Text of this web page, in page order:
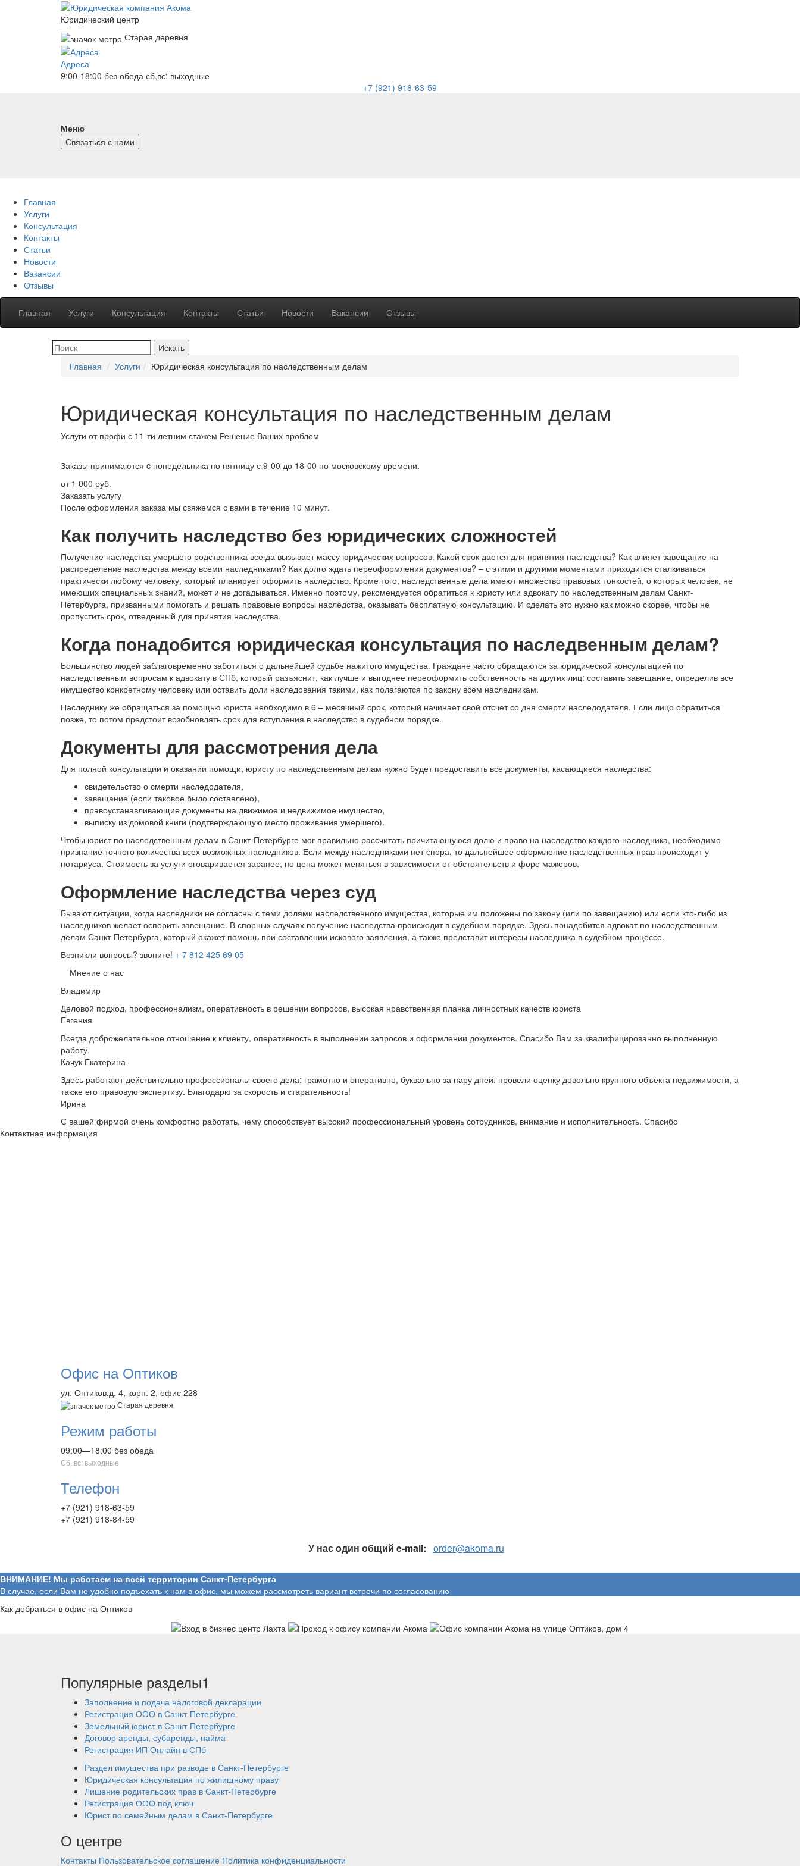
Юридический центр
Старая деревня
Адреса
9:00-18:00 без обеда сб,вс: выходные
+7 (921) 918-63-59
Меню
Связаться с нами
Главная
Услуги
Консультация
Контакты
Статьи
Новости
Вакансии
Отзывы
Главная Услуги Консультация Контакты Статьи Новости Вакансии Отзывы
Главная Услуги Юридическая консультация по наследственным делам
Юридическая консультация по наследственным делам
Услуги от профи с 11-ти летним стажем Решение Ваших проблем
Заказы принимаются c понедельника по пятницу с 9-00 до 18-00 по московскому времени.
от 1 000 руб.
Заказать услугу
После оформления заказа мы свяжемся с вами в течение 10 минут.
Как получить наследство без юридических сложностей
Получение наследства умершего родственника всегда вызывает массу юридических вопросов. Какой срок дается для принятия наследства? Как влияет завещание на
распределение наследства между всеми наследниками? Как долго ждать переоформления документов? – с этими и другими моментами приходится сталкиваться
практически любому человеку, который планирует оформить наследство. Кроме того, наследственные дела имеют множество правовых тонкостей, о которых человек, не
имеющих специальных знаний, может и не догадываться. Именно поэтому, рекомендуется обратиться к юристу или адвокату по наследственным делам Санкт-
Петербурга, призванными помогать и решать правовые вопросы наследства, оказывать бесплатную консультацию. И сделать это нужно как можно скорее, чтобы не
пропустить срок, отведенный для принятия наследства.
Когда понадобится юридическая консультация по наследвенным делам?
Большинство людей заблаговременно заботиться о дальнейшей судьбе нажитого имущества. Граждане часто обращаются за юридической консультацией по
наследственным вопросам к адвокату в СПб, который разъяснит, как лучше и выгоднее переоформить собственность на других лиц: составить завещание, определив все
имущество конкретному человеку или оставить доли наследования такими, как полагаются по закону всем наследникам.
Наследнику же обращаться за помощью юриста необходимо в 6 – месячный срок, который начинает свой отсчет со дня смерти наследодателя. Если лицо обратиться
позже, то потом предстоит возобновлять срок для вступления в наследство в судебном порядке.
Документы для рассмотрения дела
Для полной консультации и оказании помощи, юристу по наследственным делам нужно будет предоставить все документы, касающиеся наследства:
свидетельство о смерти наследодателя,
завещание (если таковое было составлено),
правоустанавливающие документы на движимое и недвижимое имущество,
выписку из домовой книги (подтверждающую место проживания умершего).
Чтобы юрист по наследственным делам в Санкт-Петербурге мог правильно рассчитать причитающуюся долю и право на наследство каждого наследника, необходимо
признание точного количества всех возможных наследников. Если между наследниками нет спора, то дальнейшее оформление наследственных прав происходит у
нотариуса. Стоимость за услуги оговаривается заранее, но цена может меняться в зависимости от обстоятельств и форс-мажоров.
Оформление наследства через суд
Бывают ситуации, когда наследники не согласны с теми долями наследственного имущества, которые им положены по закону (или по завещанию) или если кто-либо из
наследников желает оспорить завещание. В спорных случаях получение наследства происходит в судебном порядке. Здесь понадобится адвокат по наследственным
делам Санкт-Петербурга, который окажет помощь при составлении искового заявления, а также представит интересы наследника в судебном процессе.
Возникли вопросы? звоните! + 7 812 425 69 05
Мнение о нас
Владимир
Деловой подход, профессионализм, оперативность в решении вопросов, высокая нравственная планка личностных качеств юриста
Евгения
Всегда доброжелательное отношение к клиенту, оперативность в выполнении запросов и оформлении документов. Спасибо Вам за квалифицированно выполненную
работу.
Качук Екатерина
Здесь работают действительно профессионалы своего дела: грамотно и оперативно, буквально за пару дней, провели оценку довольно крупного объекта недвижимости, а
также его правовую экспертизу. Благодарю за скорость и старательность!
Ирина
С вашей фирмой очень комфортно работать, чему способствует высокий профессиональный уровень сотрудников, внимание и исполнительность. Спасибо
Контактная информация
Офис на Оптиков
ул. Оптиков,д. 4, корп. 2, офис 228
Старая деревня
Режим работы
09:00—18:00 без обеда
Сб, вс: выходные
Телефон
+7 (921) 918-63-59
+7 (921) 918-84-59
У нас один общий e-mail: order@akoma.ru
ВНИМАНИЕ! Мы работаем на всей территории Санкт-Петербурга
В случае, если Вам не удобно подъехать к нам в офис, мы можем рассмотреть вариант встречи по согласованию
Как добраться в офис на Оптиков
Популярные разделы1
Заполнение и подача налоговой декларации
Регистрация ООО в Санкт-Петербурге
Земельный юрист в Санкт-Петербурге
Договор аренды, субаренды, найма
Регистрация ИП Онлайн в СПб
Раздел имущества при разводе в Санкт-Петербурге
Юридическая консультация по жилищному праву
Лишение родительских прав в Санкт-Петербурге
Регистрация ООО под ключ
Юрист по семейным делам в Санкт-Петербурге
О центре
Контакты Пользовательское соглашение Политика конфиденциальности